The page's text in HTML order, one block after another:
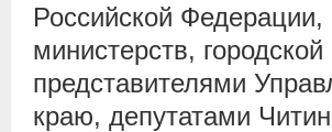
Российской
министерств,
представителями
краю, депутатами